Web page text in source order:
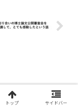
トップ サイドバー